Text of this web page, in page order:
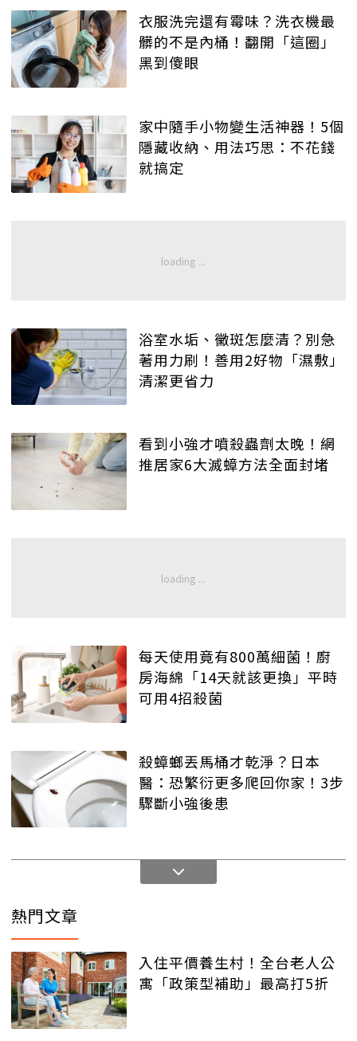
衣服洗完還有霉味？洗衣機最
髒的不是內桶！翻開「這圈」
黑到傻眼
家中隨手小物變生活神器！5個
隱藏收納、用法巧思：不花錢
就搞定
浴室水垢、黴斑怎麼清？別急
著用力刷！善用2好物「濕敷」
清潔更省力
看到小強才噴殺蟲劑太晚！網
推居家6大滅蟑方法全面封堵
每天使用竟有800萬細菌！廚
房海綿「14天就該更換」平時
可用4招殺菌
殺蟑螂丟馬桶才乾淨？日本
醫：恐繁衍更多爬回你家！3步
驟斷小強後患
熱門文章
入住平價養生村！全台老人公
寓「政策型補助」最高打5折